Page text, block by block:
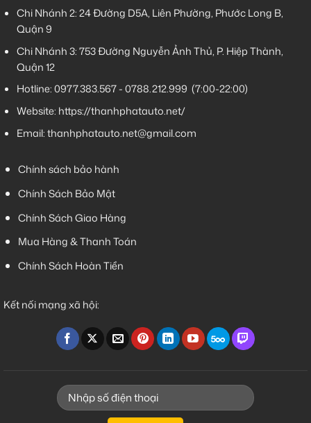
Chi Nhánh 2:24 Đường D5A, Liên Phường, Phước Long B,
Quận 9
Chi Nhánh 3:753 Đường Nguyễn Ảnh Thủ, P. Hiệp Thành,
Quận 12
Hotline:0977.383.567-0788.212.999 (7:00-22:00)
Website: https://thanhphatauto.net/
Email:thanhphatauto.net@gmail.com
Chính sách bảo hành
Chính Sách Bảo Mật
Chính Sách Giao Hàng
Mua Hàng & Thanh Toán
Chính Sách Hoàn Tiền
Kết nối mạng xã hội: